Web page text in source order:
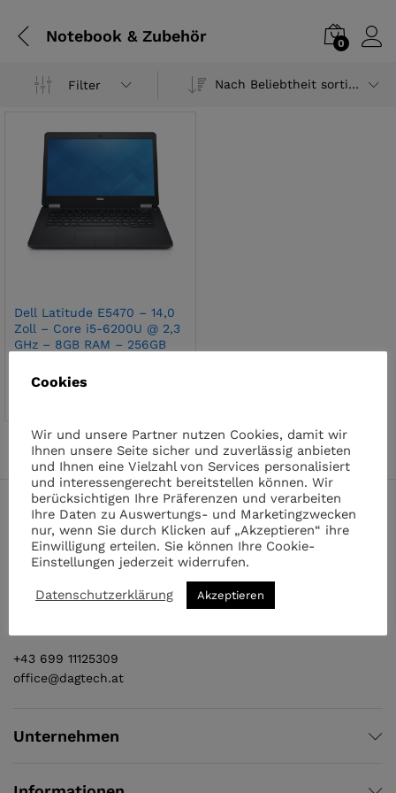
Notebook & Zubehör 0
Filter Nach Beliebtheit sortiert
Dell Latitude E5470 – 14,0
Zoll – Core i5-6200U @ 2,3
GHz – 8GB RAM – 256GB
Webcam – Win10Home
Quellenstraße 169
+43 699 11125309
office@dagtech.at
Unternehmen
Cookies
Wir und unsere Partner nutzen Cookies, damit wir
Ihnen unsere Seite sicher und zuverlässig anbieten
und Ihnen eine Vielzahl von Services personalisiert
und interessengerecht bereitstellen können. Wir
berücksichtigen Ihre Präferenzen und verarbeiten
Ihre Daten zu Auswertungs- und Marketingzwecken
nur, wenn Sie durch Klicken auf „Akzeptieren“ ihre
Einwilligung erteilen. Sie können Ihre Cookie-
Einstellungen jederzeit widerrufen.
Datenschutzerklärung Akzeptieren